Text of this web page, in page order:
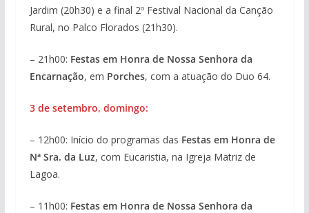
Jardim (20h30) e a final 2º Festival Nacional da Canção
Rural, no Palco Florados (21h30).
– 21h00: Festas em Honra de Nossa Senhora da
Encarnação, em Porches, com a atuação do Duo 64.
3 de setembro, domingo:
– 12h00: Início do programas das Festas em Honra de
Nª Sra. da Luz, com Eucaristia, na Igreja Matriz de
Lagoa.
– 11h00: Festas em Honra de Nossa Senhora da